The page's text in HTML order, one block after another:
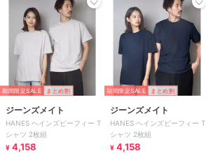
期間限定SALE まとめ割
ジーンズメイト
HANES ヘインズビーフィー T
シャツ 2枚組
¥ 4,158
期間限定SALE まとめ割
ジーンズメイト
HANES ヘインズビーフィー T
シャツ 2枚組
¥ 4,158